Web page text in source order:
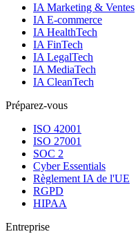
IA Marketing & Ventes
IA E-commerce
IA HealthTech
IA FinTech
IA LegalTech
IA MediaTech
IA CleanTech
Préparez-vous
ISO 42001
ISO 27001
SOC 2
Cyber Essentials
Règlement IA de l'UE
RGPD
HIPAA
Entreprise